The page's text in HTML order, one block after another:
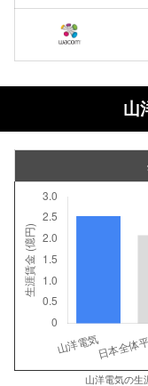
山
山洋電気の生